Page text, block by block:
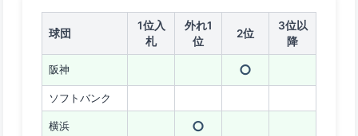
球団
1位入
札
外れ1
位
2位
3位以
降
阪神 ○
ソフトバンク
横浜 ○